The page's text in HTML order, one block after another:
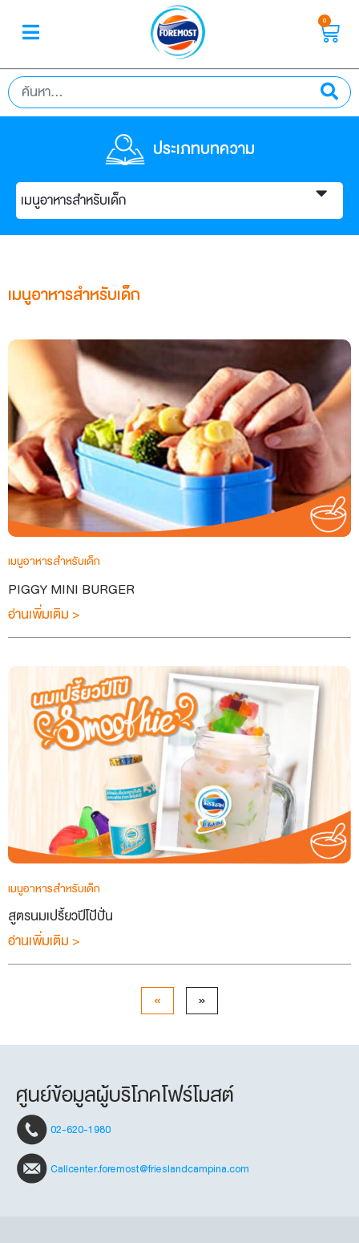
0
ประเภทบทความ
เมนูอาหารสำหรับเด็ก
เมนูอาหารสำหรับเด็ก
เมนูอาหารสำหรับเด็ก
PIGGY MINI BURGER
อ่านเพิ่มเติม >
เมนูอาหารสำหรับเด็ก
สูตรนมเปรี้ยวปีโป้ปั่น
อ่านเพิ่มเติม >
« »
ศูนย์ข้อมูลผู้บริโภคโฟร์โมสต์
02-620-1980
Callcenter.foremost@frieslandcampina.com